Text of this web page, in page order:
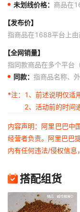
未划线价格： 商品在
【发布价】
指商品在1688平台上由
【全网销量】
指同款商品在多个平台
同款： 指商品名称、
*注：
1、前述说明仅适
2、活动前的时间
内容声明：阿里巴巴中
经营者负责。阿里巴巴
内有任何违法/侵权信息
搭配组货